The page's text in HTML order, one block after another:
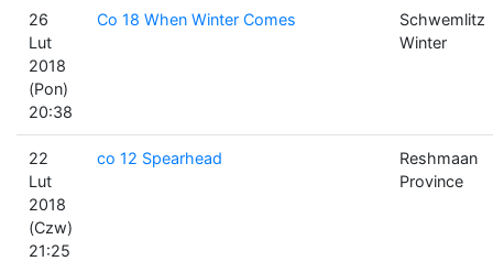
26
Lut
2018
(Pon)
20:38
Co 18 When Winter Comes
Schwemlitz
Winter
22
Lut
2018
(Czw)
21:25
co 12 Spearhead
Reshmaan
Province